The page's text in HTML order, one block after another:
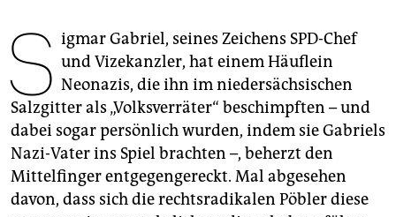
genossenschaft
epaper login
S igmar Gabriel, seines Zeichens SPD-Chef
und Vizekanzler, hat einem Häuflein
Neonazis, die ihn im niedersächsischen
Salzgitter als „Volksverräter“ beschimpften – und
dabei sogar persönlich wurden, indem sie Gabriels
Nazi-Vater ins Spiel brachten –, beherzt den
Mittelfinger entgegengereckt. Mal abgesehen
davon, dass sich die rechtsradikalen Pöbler diese